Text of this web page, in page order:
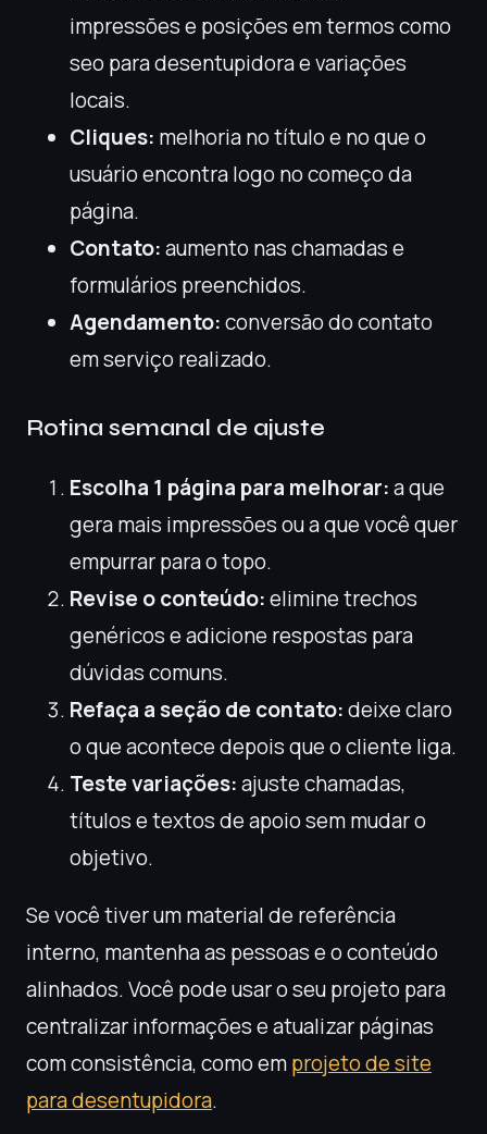
impressões e posições em termos como
seo para desentupidora e variações
locais.
Cliques: melhoria no título e no que o
usuário encontra logo no começo da
página.
Contato:aumento nas chamadas e
formulários preenchidos.
Agendamento:conversão do contato
em serviço realizado.
Rotina semanal de ajuste
Escolha 1 página para melhorar:a que
gera mais impressões ou a que você quer
empurrar para o topo.
Revise o conteúdo:elimine trechos
genéricos e adicione respostas para
dúvidas comuns.
Refaça a seção de contato:deixe claro
o que acontece depois que o cliente liga.
Teste variações:ajuste chamadas,
títulos e textos de apoio sem mudar o
objetivo.
Se você tiver um material de referência
interno, mantenha as pessoas e o conteúdo
alinhados. Você pode usar o seu projeto para
centralizar informações e atualizar páginas
com consistência, como emprojeto de site
para desentupidora.